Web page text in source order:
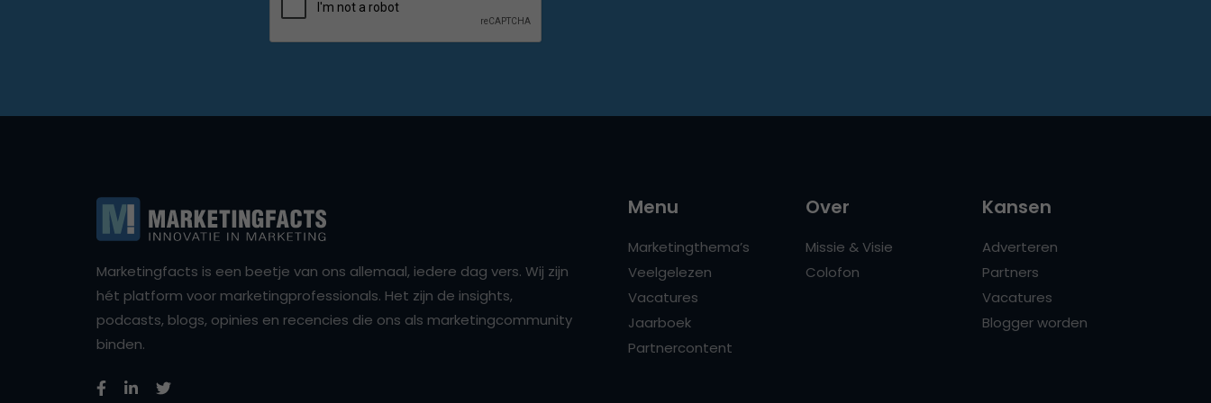
Marketingfacts is een beetje van ons allemaal, iedere dag vers. Wij zijn
hét platform voor marketingprofessionals. Het zijn de insights,
podcasts, blogs, opinies en recencies die ons als marketingcommunity
binden.
Menu
Marketingthema’s
Veelgelezen
Vacatures
Jaarboek
Partnercontent
Over
Missie & Visie
Colofon
Kansen
Adverteren
Partners
Vacatures
Blogger worden